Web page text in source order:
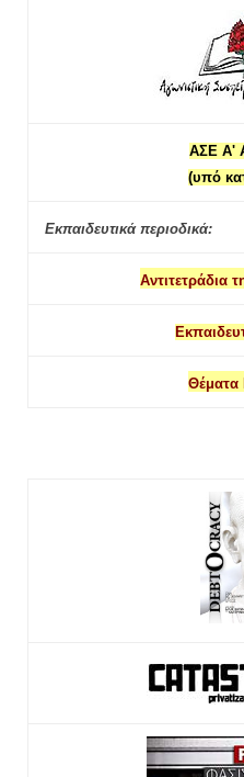
ΑΣΕ Α'
(υπό
Εκπαιδευτικά περιοδικά:
Αντιτετράδια
Θέματα